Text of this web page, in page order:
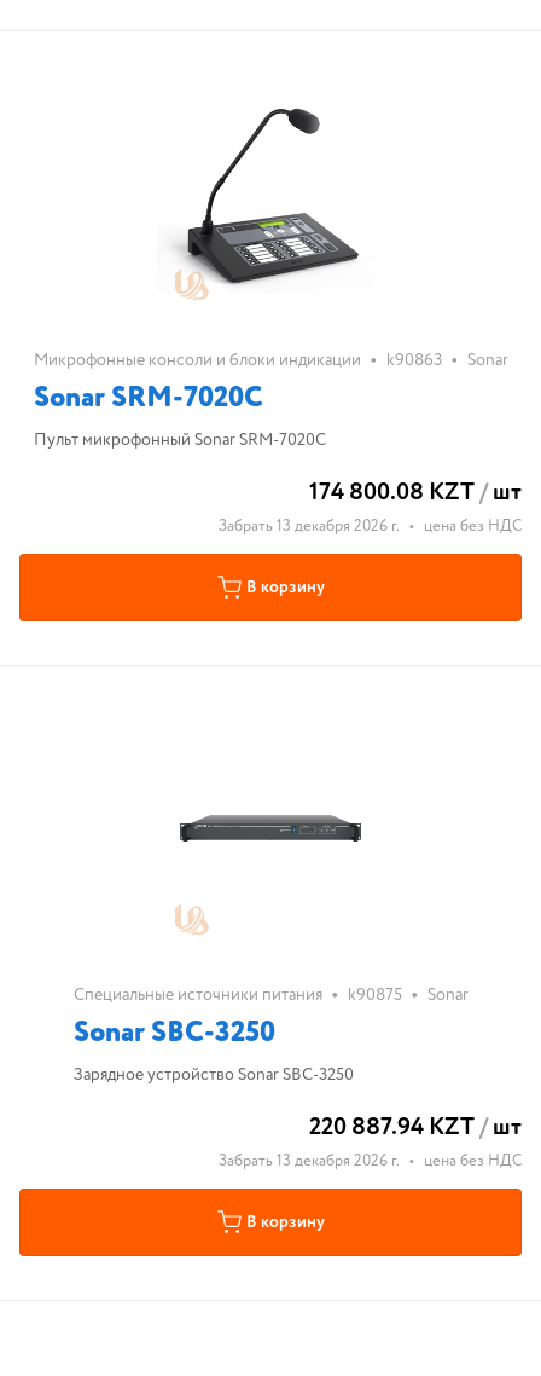
Микрофонные консоли и блоки индикации • k90863 • Sonar
Sonar SRM-7020C
Пульт микрофонный Sonar SRM-7020C
174 800.08 KZT/шт
Забрать 13 декабря 2026 г. • цена без НДС
В корзину
Специальные источники питания • k90875 • Sonar
Sonar SBC-3250
Зарядное устройство Sonar SBC-3250
220 887.94 KZT/шт
Забрать 13 декабря 2026 г. • цена без НДС
В корзину